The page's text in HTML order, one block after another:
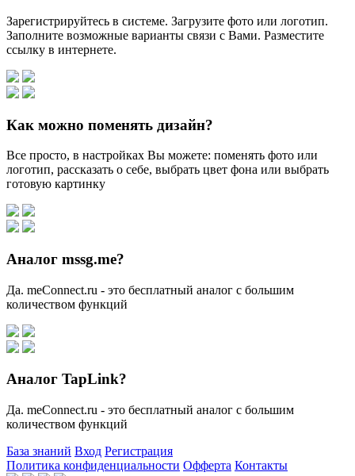
Зарегистрируйтесь в системе. Загрузите фото или логотип.
Заполните возможные варианты связи с Вами. Разместите
ссылку в интернете.
Как можно поменять дизайн?
Все просто, в настройках Вы можете: поменять фото или
логотип, рассказать о себе, выбрать цвет фона или выбрать
готовую картинку
Аналог mssg.me?
Да. meConnect.ru - это бесплатный аналог с большим
количеством функций
Аналог TapLink?
Да. meConnect.ru - это бесплатный аналог с большим
количеством функций
База знаний Вход Регистрация
Политика конфиденциальности Офферта Контакты